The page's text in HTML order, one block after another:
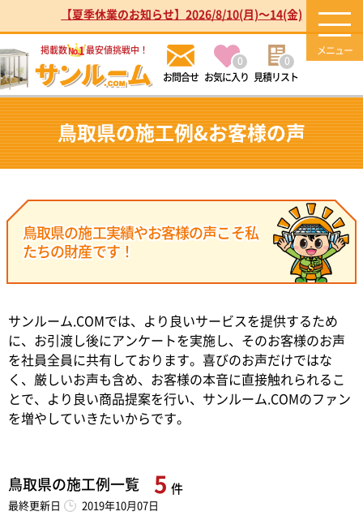
【夏季休業のお知らせ】2026/8/10(月)～14(金)
掲載数No.1最安値挑戦中！
お気に入り
0
見積リスト
0
鳥取県の施工例&お客様の声
鳥取県の施工実績やお客様の声こそ私
たちの財産です！
サンルーム.COMでは、より良いサービスを提供するため
に、お引渡し後にアンケートを実施し、そのお客様のお声
を社員全員に共有しております。喜びのお声だけではな
く、厳しいお声も含め、お客様の本音に直接触れられるこ
とで、より良い商品提案を行い、サンルーム.COMのファン
を増やしていきたいからです。
鳥取県の施工例一覧 5 件
最終更新日 2019年10月07日